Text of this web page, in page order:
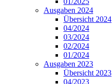
Ausgaben 2024
Übersicht 2024
04/2024
03/2024
02/2024
01/2024
Ausgaben 2023
Übersicht 2023
04/2023